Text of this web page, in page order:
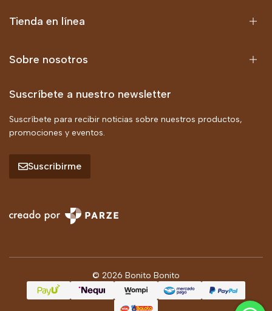
Tienda en línea
Sobre nosotros
Suscríbete a nuestro newsletter
Suscríbete para recibir noticias sobre nuestros productos,
promociones y eventos.
Suscribirme
© 2026 Bonito Bonito